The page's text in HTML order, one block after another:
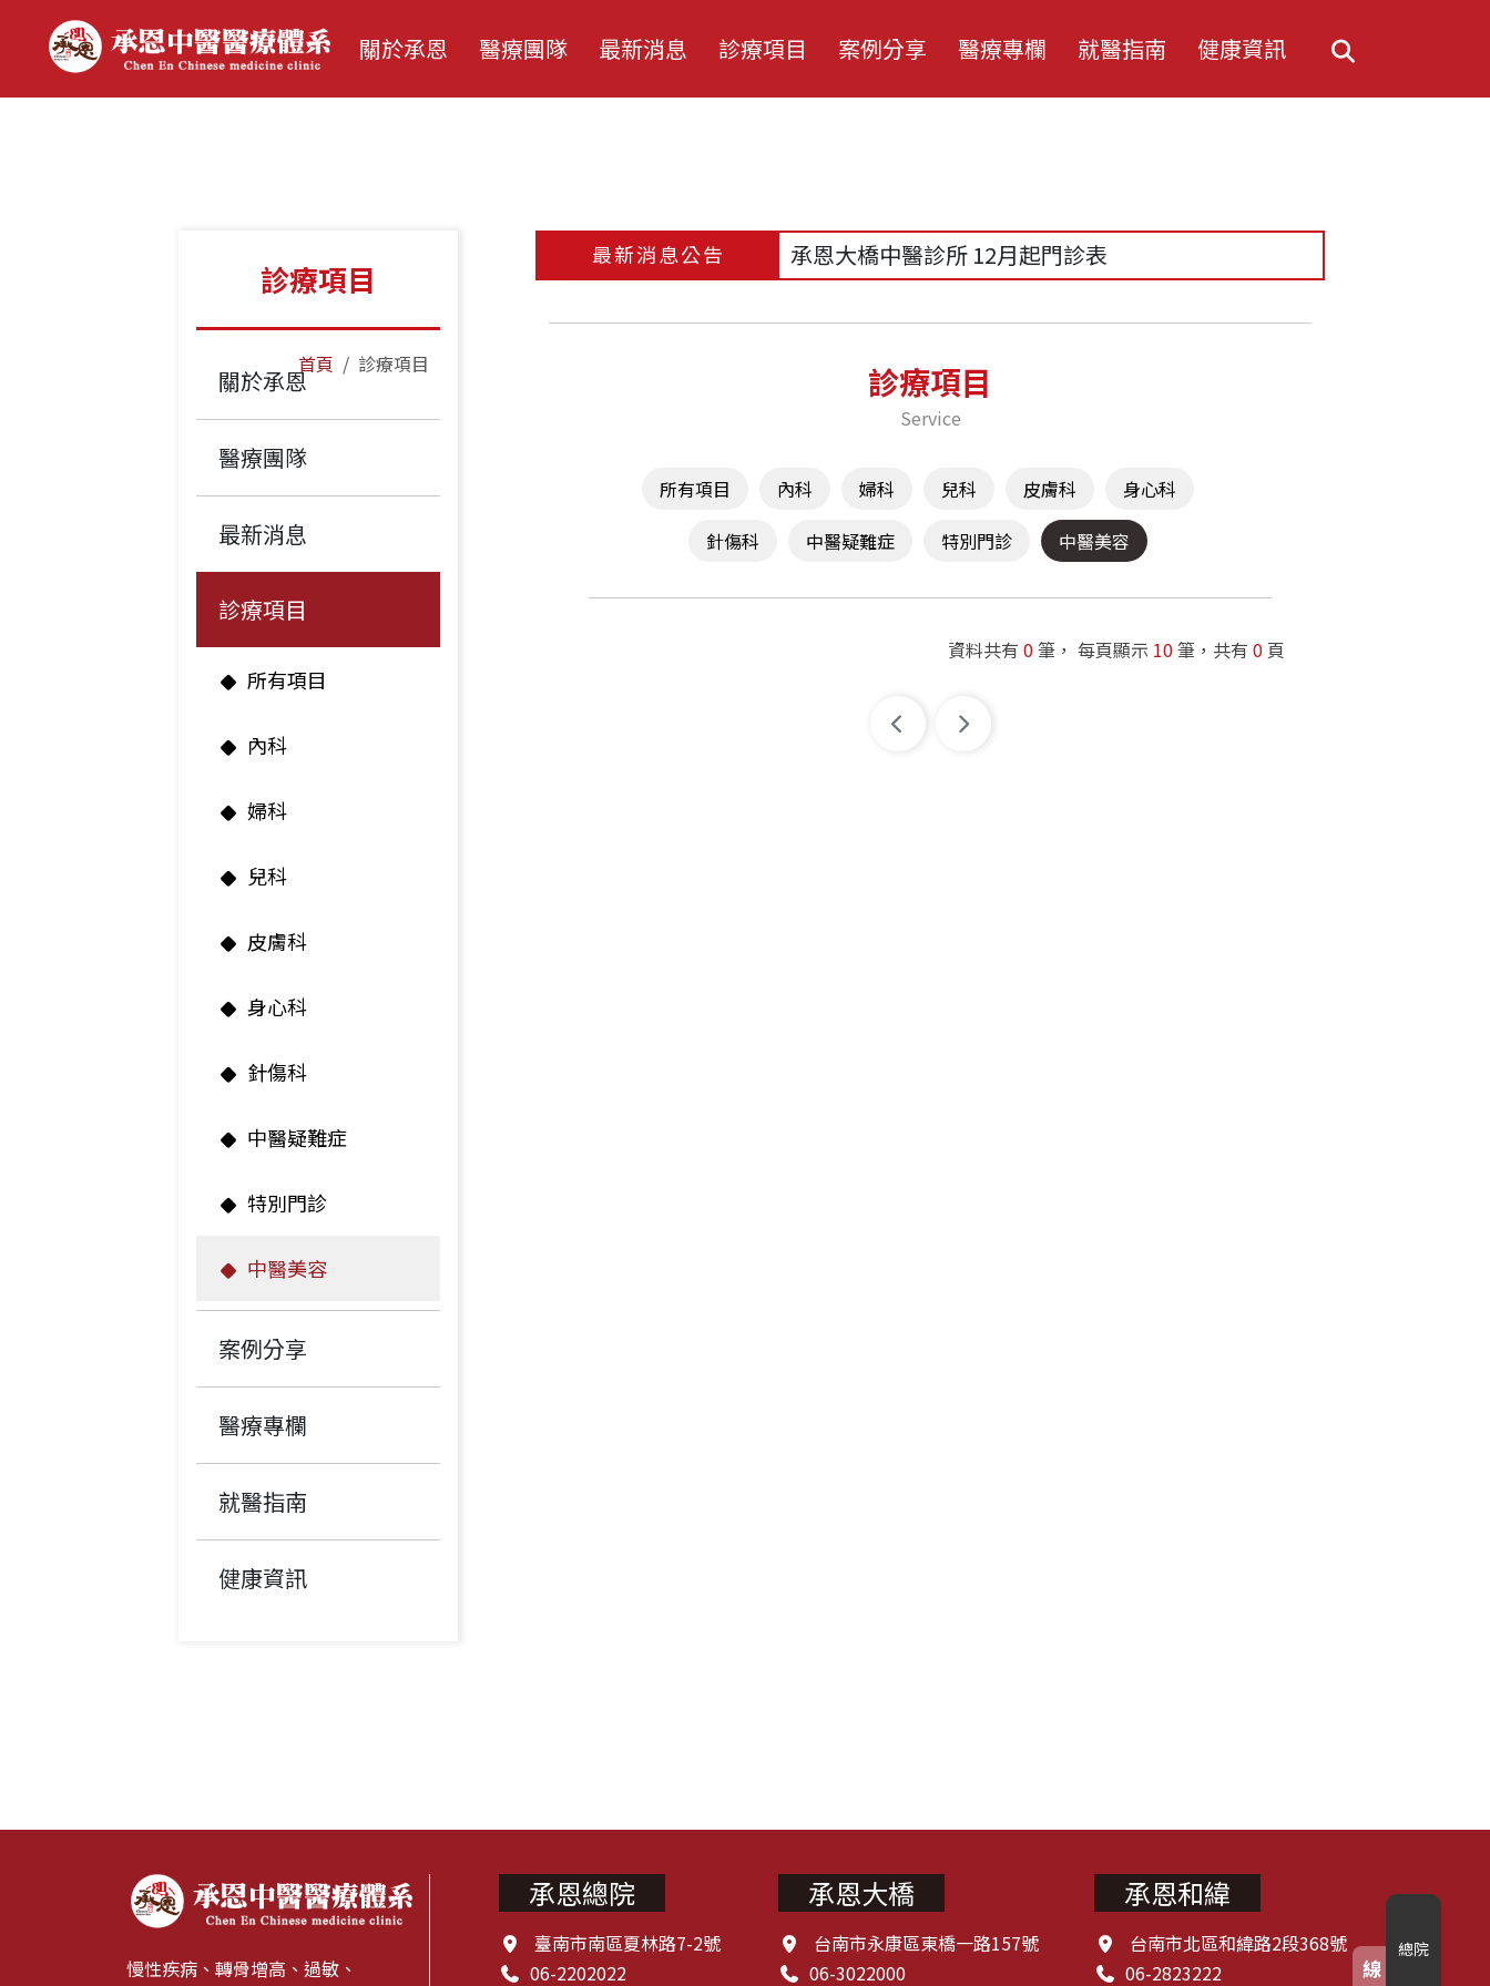
關於承恩 醫療團隊
李侑修 醫師
陳苡涵 醫師
施穎 醫師
李長鴻 醫師
張永慶 醫師
最新消息 診療項目 案例分享 醫療專欄 就醫指南 健康資訊
首頁 診療項目
診療項目
關於承恩
醫療團隊
最新消息
診療項目
所有項目
內科
婦科
兒科
皮膚科
身心科
針傷科
中醫疑難症
特別門診
中醫美容
案例分享
醫療專欄
就醫指南
健康資訊
最新消息公告
承恩大橋中醫診所 12月起門診表
✿ 丹田灸 ✿
【清冠一號門診｜清冠一號哪裡買？】承恩中醫持續為
診療項目
Service
所有項目 內科 婦科 兒科 皮膚科
身心科
針傷科
中醫疑難症 特別門診 中醫美容
資料共有 0筆， 每頁顯示 10筆，共有 0 頁
線
總院
慢性疾病、轉骨增高、過敏、
承恩總院
臺南市南區夏林路7-2號
06-2202022
承恩大橋
台南市永康區東橋一路157號
06-3022000
承恩和緯
台南市北區和緯路2段368號
06-2823222